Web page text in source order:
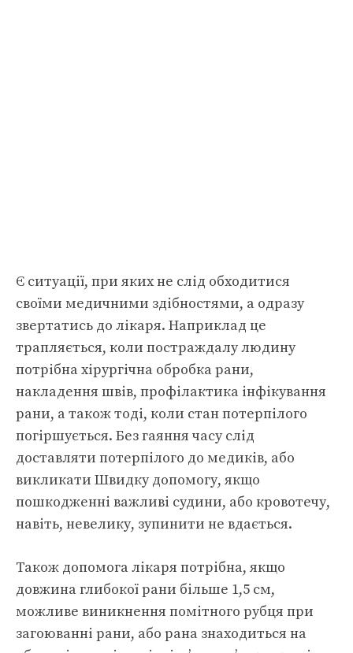
Є ситуації, при яких не слід обходитися
своїми медичними здібностями, а одразу
звертатись до лікаря. Наприклад це
трапляється, коли постраждалу людину
потрібна хірургічна обробка рани,
накладення швів, профілактика інфікування
рани, а також тоді, коли стан потерпілого
погіршується. Без гаяння часу слід
доставляти потерпілого до медиків, або
викликати Швидку допомогу, якщо
пошкодженні важливі судини, або кровотечу,
навіть, невелику, зупинити не вдається.
Також допомога лікаря потрібна, якщо
довжина глибокої рани більше 1,5 см,
можливе виникнення помітного рубця при
загоюванні рани, або рана знаходиться на